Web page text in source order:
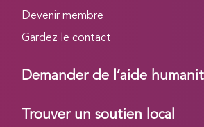
Devenir membre
Gardez le contact
Demander de l’aide
Trouver un soutien local